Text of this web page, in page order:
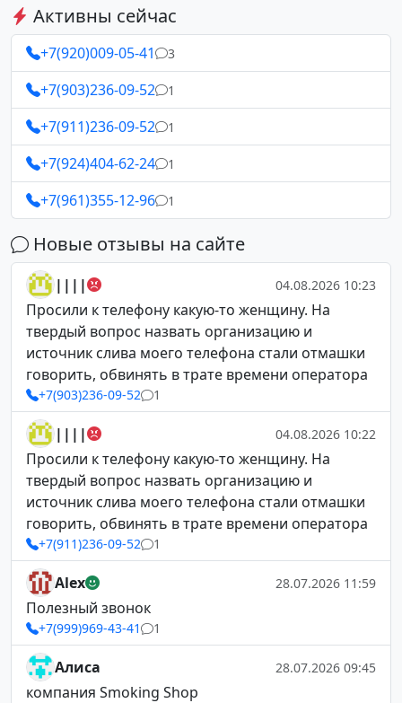
Активны сейчас
+7(920)009-05-41 3
+7(903)236-09-52 1
+7(911)236-09-52 1
+7(924)404-62-24 1
+7(961)355-12-96 1
Новые отзывы на сайте
|||| 04.08.2026 10:23
Просили к телефону какую-то женщину. На
твердый вопрос назвать организацию и
источник слива моего телефона стали отмашки
говорить, обвинять в трате времени оператора
+7(903)236-09-52 1
|||| 04.08.2026 10:22
Просили к телефону какую-то женщину. На
твердый вопрос назвать организацию и
источник слива моего телефона стали отмашки
говорить, обвинять в трате времени оператора
+7(911)236-09-52 1
Alex 28.07.2026 11:59
Полезный звонок
+7(999)969-43-41 1
Алиса 28.07.2026 09:45
компания Smoking Shop